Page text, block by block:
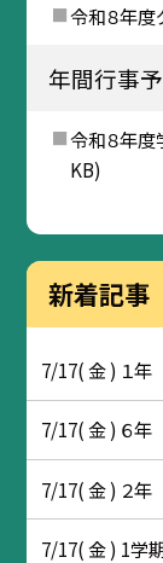
令和８年度
年間行事
令和８年度
KB)
新着記事
7/17( 金 ) １
7/17( 金 ) ６
7/17( 金 ) ２
7/17( 金 ) 1学